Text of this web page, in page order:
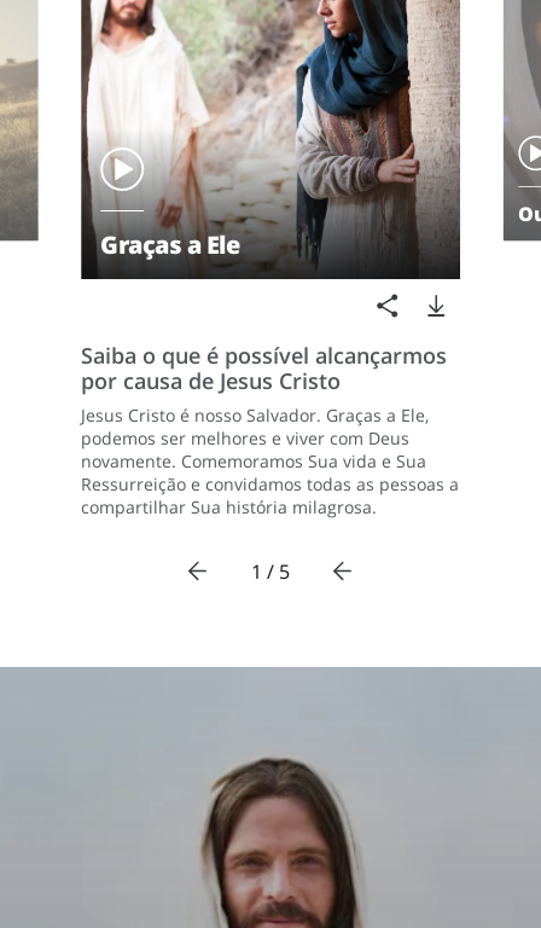
Graças a Ele
Saiba o que é possível alcançarmos
por causa de Jesus Cristo
Jesus Cristo é nosso Salvador. Graças a Ele,
podemos ser melhores e viver com Deus
novamente. Comemoramos Sua vida e Sua
Ressurreição e convidamos todas as pessoas a
compartilhar Sua história milagrosa.
1 / 5